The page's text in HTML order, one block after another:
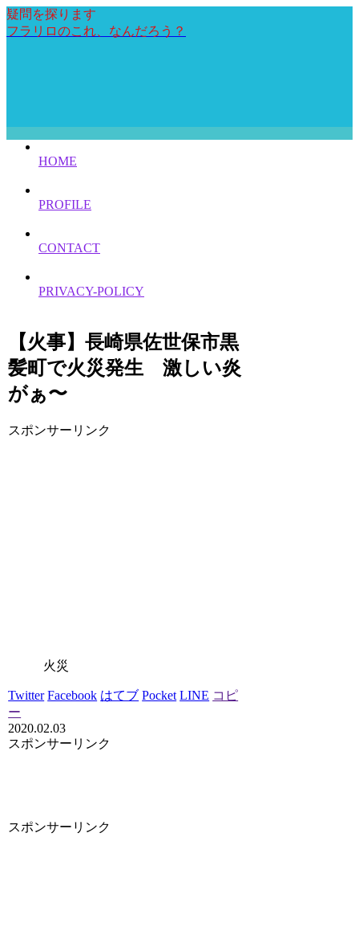
疑問を探ります
フラリロのこれ、なんだろう？
HOME
PROFILE
CONTACT
PRIVACY-POLICY
【火事】長崎県佐世保市黒
髪町で火災発生 激しい炎
がぁ〜
スポンサーリンク
火災
Twitter Facebook はてブ Pocket LINE コピ
ー
2020.02.03
スポンサーリンク
スポンサーリンク